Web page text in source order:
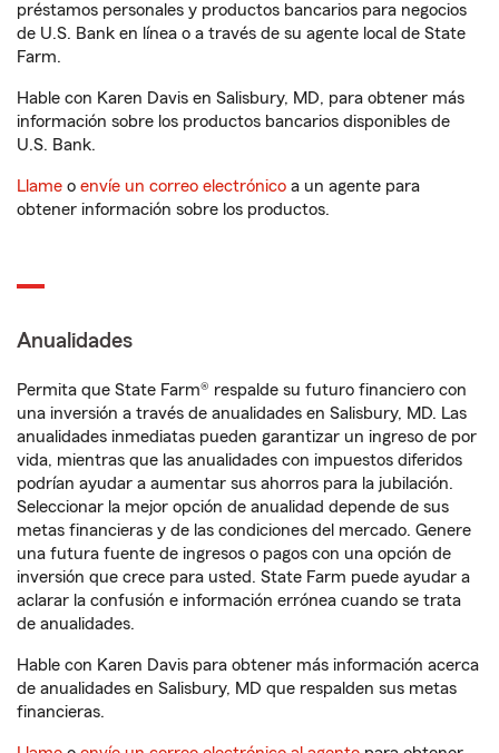
préstamos personales y productos bancarios para negocios
de U.S. Bank en línea o a través de su agente local de State
Farm.
Hable con Karen Davis en Salisbury, MD, para obtener más
información sobre los productos bancarios disponibles de
U.S. Bank.
Llame o envíe un correo electrónico a un agente para
obtener información sobre los productos.
Anualidades
Permita que State Farm® respalde su futuro financiero con
una inversión a través de anualidades en Salisbury, MD. Las
anualidades inmediatas pueden garantizar un ingreso de por
vida, mientras que las anualidades con impuestos diferidos
podrían ayudar a aumentar sus ahorros para la jubilación.
Seleccionar la mejor opción de anualidad depende de sus
metas financieras y de las condiciones del mercado. Genere
una futura fuente de ingresos o pagos con una opción de
inversión que crece para usted. State Farm puede ayudar a
aclarar la confusión e información errónea cuando se trata
de anualidades.
Hable con Karen Davis para obtener más información acerca
de anualidades en Salisbury, MD que respalden sus metas
financieras.